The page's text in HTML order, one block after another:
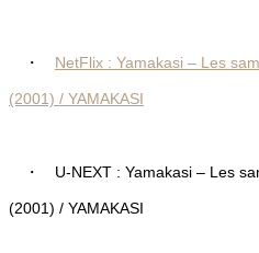
・ NetFlix : Yamakasi – Les
(2001) / YAMAKASI
・ U-NEXT : Yamakasi – Les
(2001) / YAMAKASI